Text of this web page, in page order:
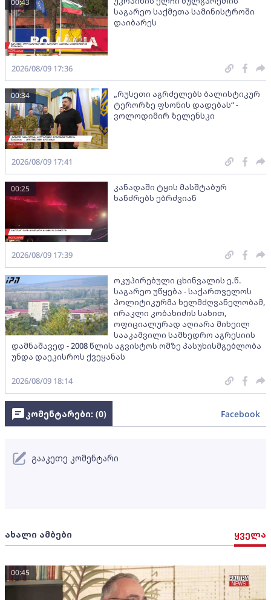
საგარეო საქმეთა სამინისტროში
დაიბარეს
2026/08/09 17:36
„რუსეთი აგრძელებს ბალისტიკურ
ტერორზე ფსონის დადებას“ -
ვოლოდიმირ ზელენსკი
00:34
2026/08/09 17:41
კანადაში ტყის მასშტაბურ
ხანძრებს ებრძვიან
00:25
2026/08/09 17:39
ოკუპირებული ცხინვალის ე.წ.
საგარეო უწყება - საქართველოს
პოლიტიკურმა ხელმძღვანელობამ,
ირაკლი კობახიძის სახით,
ოფიციალურად აღიარა მიხეილ
სააკაშვილი სამხედრო აგრესიის
დამნაშავედ - 2008 წლის აგვისტოს ომზე პასუხისმგებლობა
უნდა დაეკისროს ქვეყანას
2026/08/09 18:14
ახალი ამბები ყველა
00:45
კომენტარები: (0) Facebook
გააკეთე კომენტარი